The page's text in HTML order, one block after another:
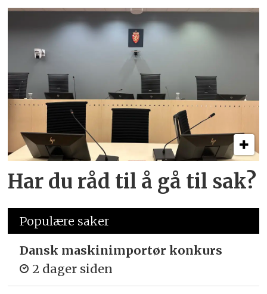
Har du råd til å gå til sak?
Populære saker
Dansk maskinimportør konkurs
2 dager siden